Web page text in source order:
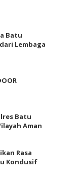
Batu
Lembaga
Batu
Aman
Rasa
Kondusif